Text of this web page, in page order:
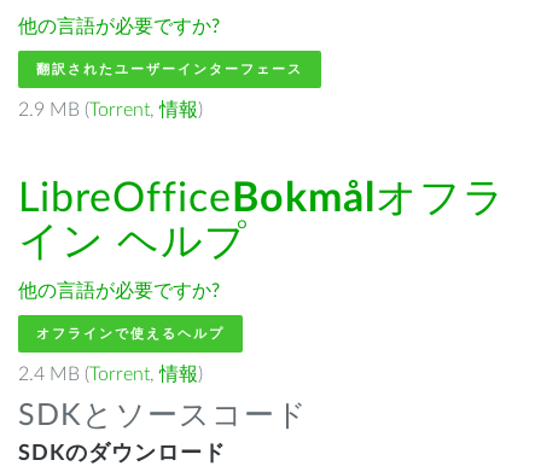
他の言語が必要ですか?
翻訳されたユーザーインターフェース
2.9 MB (Torrent,情報)
LibreOffice Bokmål オフラ
イン ヘルプ
他の言語が必要ですか?
オフラインで使えるヘルプ
2.4 MB (Torrent,情報)
SDKとソースコード
SDKのダウンロード